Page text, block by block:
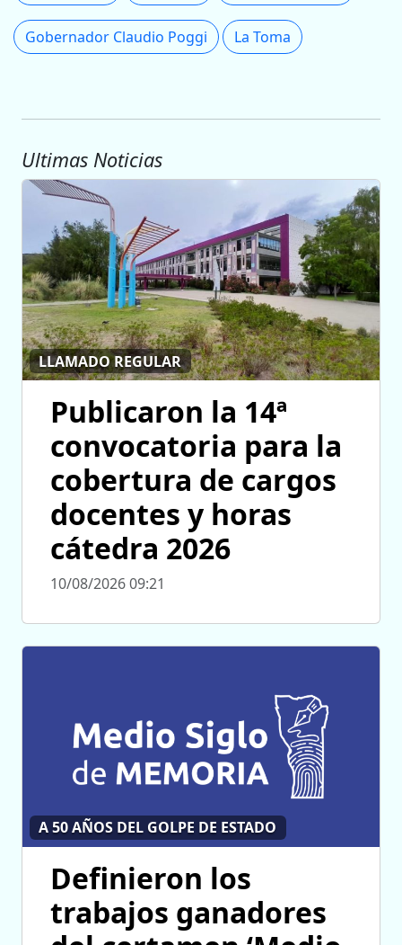
Gobernador Claudio Poggi La Toma
Ultimas Noticias
LLAMADO REGULAR
Publicaron la 14ª
convocatoria para la
cobertura de cargos
docentes y horas
cátedra 2026
10/08/2026 09:21
A 50 AÑOS DEL GOLPE DE ESTADO
Definieron los
trabajos ganadores